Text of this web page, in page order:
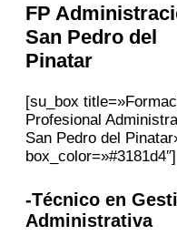
FP
San Pedro del
Pinatar
[su_box
Profesional
San Pedro del
box_color=»#3181d4″]
-Técnico en
Administrativa